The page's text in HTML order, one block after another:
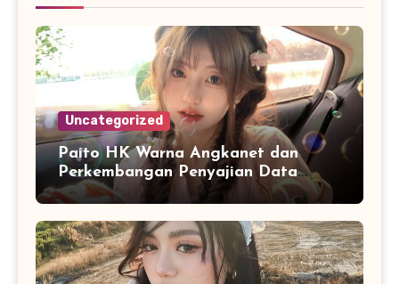
Uncategorized
Paito HK Warna Angkanet dan
Perkembangan Penyajian Data
Digital yang Lebih Mudah Dianalisis